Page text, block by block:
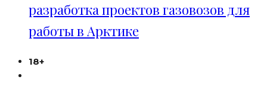
разработка проектов газовозов для
работы в Арктике
18+